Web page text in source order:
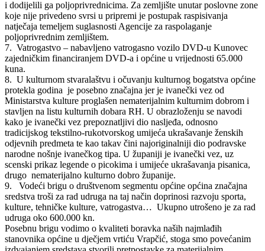
i dodijelili ga poljoprivrednicima. Za zemljište unutar poslovne zone
koje nije privedeno svrsi u pripremi je postupak raspisivanja
natječaja temeljem suglasnosti Agencije za raspolaganje
poljoprivrednim zemljištem.
7. Vatrogastvo – nabavljeno vatrogasno vozilo DVD-u Kunovec
zajedničkim financiranjem DVD-a i općine u vrijednosti 65.000
kuna.
8. U kulturnom stvaralaštvu i očuvanju kulturnog bogatstva općine
protekla godina je posebno značajna jer je ivanečki vez od
Ministarstva kulture proglašen nematerijalnim kulturnim dobrom i
stavljen na listu kulturnih dobara RH. U obrazloženju se navodi
kako je ivanečki vez prepoznatljivi dio nasljeđa, odnosno
tradicijskog tekstilno-rukotvorskog umijeća ukrašavanje ženskih
odjevnih predmeta te kao takav čini najoriginalniji dio podravske
narodne nošnje ivanečkog tipa. U županiji je ivanečki vez, uz
scenski prikaz legende o picokima i umijeće ukrašavanja pisanica,
drugo nematerijalno kulturno dobro županije.
9. Vodeći brigu o društvenom segmentu općine općina značajna
sredstva troši za rad udruga na taj način doprinosi razvoju sporta,
kulture, tehničke kulture, vatrogastva… Ukupno utrošeno je za rad
udruga oko 600.000 kn.
Posebnu brigu vodimo o kvaliteti boravka naših najmlađih
stanovnika općine u dječjem vrtiću Vrapčić, stoga smo povećanim